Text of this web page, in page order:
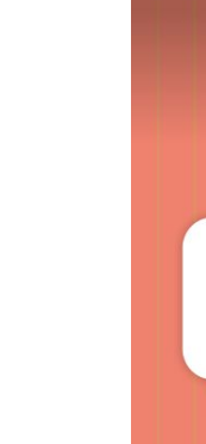
22. 어
23. 경
24. 경
25. 방
가족 중
26. 양
27. 전
28. 1차
29. 1차
30. 간
진행성
31. 간